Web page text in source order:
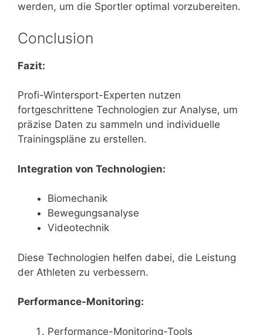
werden, um die Sportler optimal vorzubereiten.
Conclusion
Fazit:
Profi-Wintersport-Experten nutzen
fortgeschrittene Technologien zur Analyse, um
präzise Daten zu sammeln und individuelle
Trainingspläne zu erstellen.
Integration von Technologien:
Biomechanik
Bewegungsanalyse
Videotechnik
Diese Technologien helfen dabei, die Leistung
der Athleten zu verbessern.
Performance-Monitoring:
Performance-Monitoring-Tools